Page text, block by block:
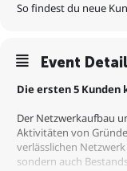
So findest du neue
Event
Die ersten 5
Der Netzwerkaufbau
Aktivitäten von
verlässlichen
sondern auch